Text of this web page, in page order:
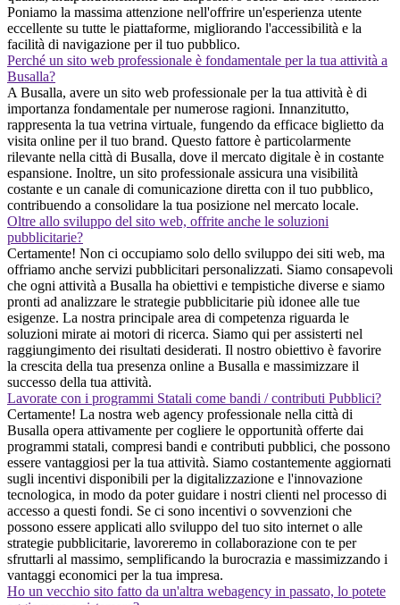
Poniamo la massima attenzione nell'offrire un'esperienza utente
eccellente su tutte le piattaforme, migliorando l'accessibilità e la
facilità di navigazione per il tuo pubblico.
Perché un sito web professionale è fondamentale per la tua attività a
Busalla?
A Busalla, avere un sito web professionale per la tua attività è di
importanza fondamentale per numerose ragioni. Innanzitutto,
rappresenta la tua vetrina virtuale, fungendo da efficace biglietto da
visita online per il tuo brand. Questo fattore è particolarmente
rilevante nella città di Busalla, dove il mercato digitale è in costante
espansione. Inoltre, un sito professionale assicura una visibilità
costante e un canale di comunicazione diretta con il tuo pubblico,
contribuendo a consolidare la tua posizione nel mercato locale.
Oltre allo sviluppo del sito web, offrite anche le soluzioni
pubblicitarie?
Certamente! Non ci occupiamo solo dello sviluppo dei siti web, ma
offriamo anche servizi pubblicitari personalizzati. Siamo consapevoli
che ogni attività a Busalla ha obiettivi e tempistiche diverse e siamo
pronti ad analizzare le strategie pubblicitarie più idonee alle tue
esigenze. La nostra principale area di competenza riguarda le
soluzioni mirate ai motori di ricerca. Siamo qui per assisterti nel
raggiungimento dei risultati desiderati. Il nostro obiettivo è favorire
la crescita della tua presenza online a Busalla e massimizzare il
successo della tua attività.
Lavorate con i programmi Statali come bandi / contributi Pubblici?
Certamente! La nostra web agency professionale nella città di
Busalla opera attivamente per cogliere le opportunità offerte dai
programmi statali, compresi bandi e contributi pubblici, che possono
essere vantaggiosi per la tua attività. Siamo costantemente aggiornati
sugli incentivi disponibili per la digitalizzazione e l'innovazione
tecnologica, in modo da poter guidare i nostri clienti nel processo di
accesso a questi fondi. Se ci sono incentivi o sovvenzioni che
possono essere applicati allo sviluppo del tuo sito internet o alle
strategie pubblicitarie, lavoreremo in collaborazione con te per
sfruttarli al massimo, semplificando la burocrazia e massimizzando i
vantaggi economici per la tua impresa.
Ho un vecchio sito fatto da un'altra webagency in passato, lo potete